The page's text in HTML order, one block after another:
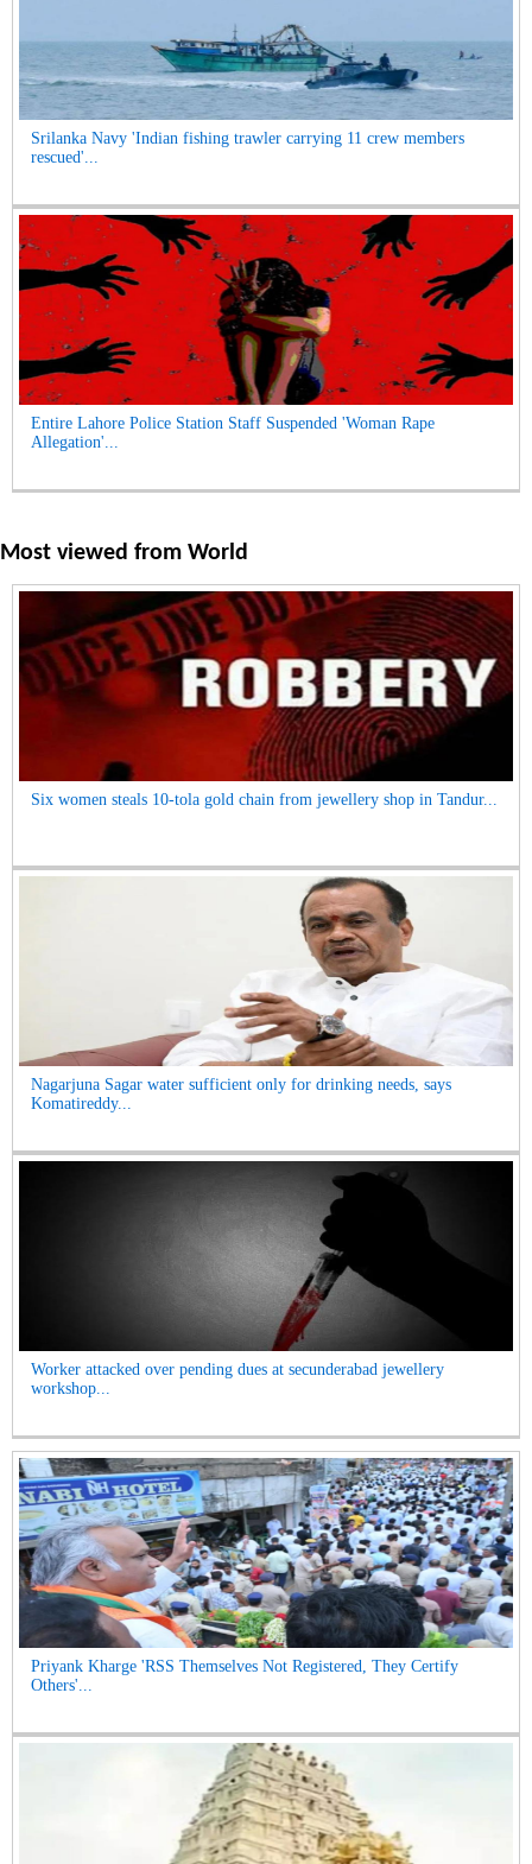
Srilanka Navy 'Indian fishing trawler carrying 11 crew members
rescued'...
Entire Lahore Police Station Staff Suspended 'Woman Rape
Allegation'...
Most viewed from World
Six women steals 10-tola gold chain from jewellery shop in Tandur...
Nagarjuna Sagar water sufficient only for drinking needs, says
Komatireddy...
Worker attacked over pending dues at secunderabad jewellery
workshop...
Priyank Kharge 'RSS Themselves Not Registered, They Certify
Others'...